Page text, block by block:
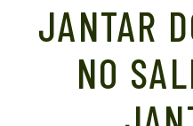
JANTAR
NO